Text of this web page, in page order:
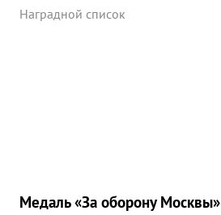
Наградной список
Медаль «За оборону Москвы»